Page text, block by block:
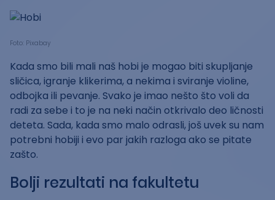
Foto: Pixabay
Kada smo bili mali naš hobi je mogao biti skupljanje
sličica, igranje klikerima, a nekima i sviranje violine,
odbojka ili pevanje. Svako je imao nešto što voli da
radi za sebe i to je na neki način otkrivalo deo ličnosti
deteta. Sada, kada smo malo odrasli, još uvek su nam
potrebni hobiji i evo par jakih razloga ako se pitate
zašto.
Bolji rezultati na fakultetu